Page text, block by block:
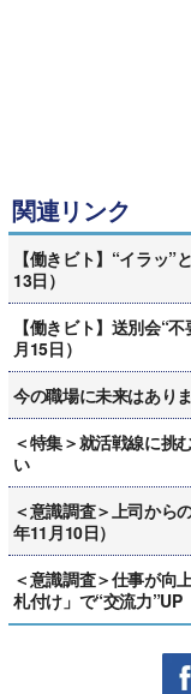
関連リンク
【働きビト】“イラッ
13日）
【働きビト】送別会“
月15日）
今の職場に未来はあり
＜特集＞就活戦線に挑
い
＜意識調査＞上司から
年11月10日）
＜意識調査＞仕事が向
札付け」で“交流力”UP